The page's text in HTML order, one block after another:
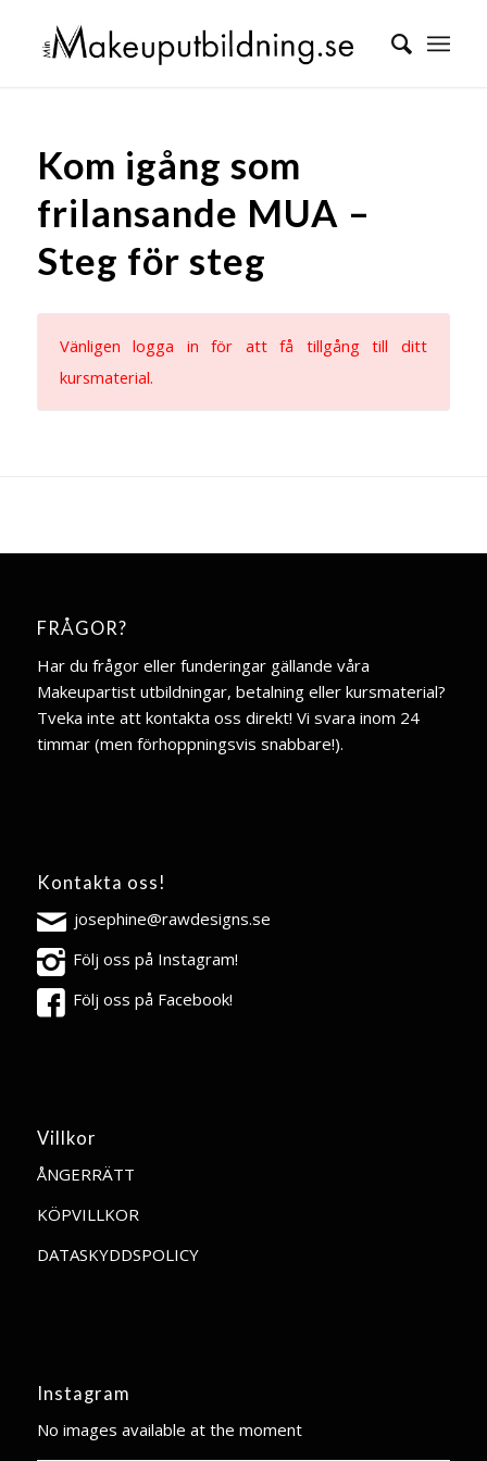
Kom igång som
frilansande MUA –
Steg för steg
Vänligen logga in för att få tillgång till ditt
kursmaterial.
FRÅGOR?
Har du frågor eller funderingar gällande våra
Makeupartist utbildningar, betalning eller kursmaterial?
Tveka inte att kontakta oss direkt! Vi svara inom 24
timmar (men förhoppningsvis snabbare!).
Kontakta oss!
josephine@rawdesigns.se
Följ oss på Instagram!
Följ oss på Facebook!
Villkor
ÅNGERRÄTT
KÖPVILLKOR
DATASKYDDSPOLICY
Instagram
No images available at the moment